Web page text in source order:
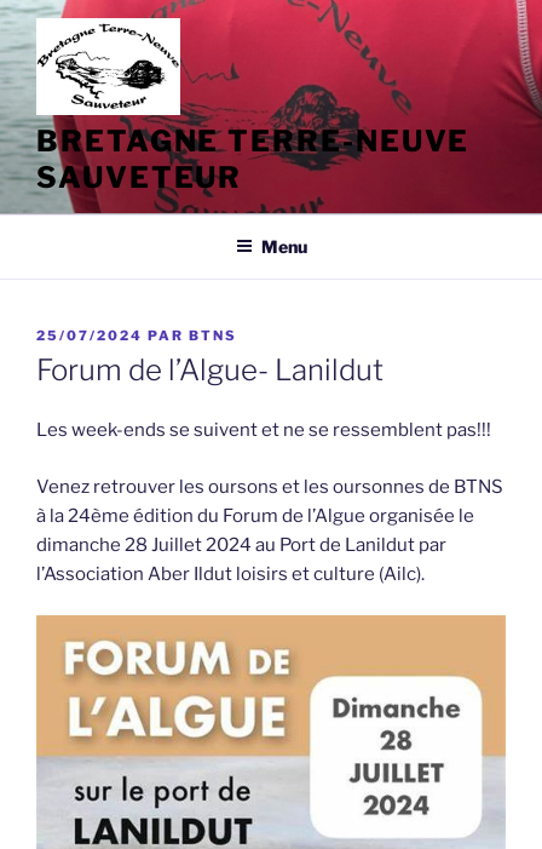
Aller
au
contenu
principal
BRETAGNE TERRE-NEUVE
SAUVETEUR
Menu
PUBLIÉ
LE
25/07/2024 PAR BTNS
Forum de l’Algue- Lanildut
Les week-ends se suivent et ne se ressemblent pas!!!
Venez retrouver les oursons et les oursonnes de BTNS
à la 24ème édition du Forum de l’Algue organisée le
dimanche 28 Juillet 2024 au Port de Lanildut par
l’Association Aber Ildut loisirs et culture (Ailc).